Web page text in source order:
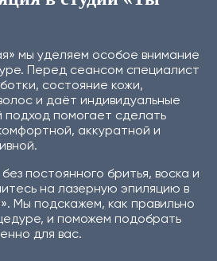
мы уделяем особое внимание
Перед сеансом специалист
состояние кожи,
и даёт индивидуальные
подход помогает сделать
аккуратной и
постоянного бритья, воска и
на лазерную эпиляцию в
Мы подскажем, как правильно
и поможем подобрать
для вас.